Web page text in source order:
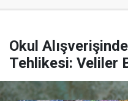
Okul
Tehlikesi: Veliler